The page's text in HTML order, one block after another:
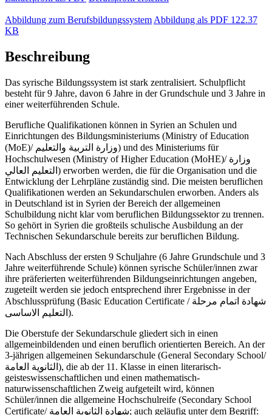
Abbildung zum Berufsbildungssystem Abbildung als PDF 122.37
KB
Beschreibung
Das syrische Bildungssystem ist stark zentralisiert. Schulpflicht
besteht für 9 Jahre, davon 6 Jahre in der Grundschule und 3 Jahre in
einer weiterführenden Schule.
Berufliche Qualifikationen können in Syrien an Schulen und
Einrichtungen des Bildungsministeriums (Ministry of Education
(MoE)/ وزارة التربية والتعليم) und des Ministeriums für
Hochschulwesen (Ministry of Higher Education (MoHE)/ وزارة
التعليم العالي) erworben werden, die für die Organisation und die
Entwicklung der Lehrpläne zuständig sind. Die meisten beruflichen
Qualifikationen werden an Sekundarschulen erworben. Anders als
in Deutschland ist in Syrien der Bereich der allgemeinen
Schulbildung nicht klar vom beruflichen Bildungssektor zu trennen.
So gehört in Syrien die großteils schulische Ausbildung an der
Technischen Sekundarschule bereits zur beruflichen Bildung.
Nach Abschluss der ersten 9 Schuljahre (6 Jahre Grundschule und 3
Jahre weiterführende Schule) können syrische Schüler/innen zwar
ihre präferierten weiterführenden Bildungseinrichtungen angeben,
zugeteilt werden sie jedoch entsprechend ihrer Ergebnisse in der
Abschlussprüfung (Basic Education Certificate / شهادة اتمام مرحلة
التعليم الاساسى).
Die Oberstufe der Sekundarschule gliedert sich in einen
allgemeinbildenden und einen beruflich orientierten Bereich. An der
3-jährigen allgemeinen Sekundarschule (General Secondary School/
الثانوية العامة), die ab der 11. Klasse in einen literarisch-
geisteswissenschaftlichen und einen mathematisch-
naturwissenschaftlichen Zweig aufgeteilt wird, können
Schüler/innen die allgemeine Hochschulreife (Secondary School
Certificate/ شهادة الثانوية العامة; auch geläufig unter dem Begriff: